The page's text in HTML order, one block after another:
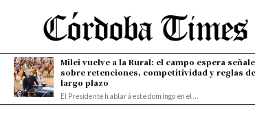
Milei vuelve a la Rural: el campo espera
sobre retenciones, competitividad y reglas de
largo plazo
El Presidente hablará este domingo en el...